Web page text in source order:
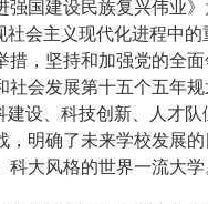
国建设民族复兴伟业
会主义现代化进程中
，坚持和加强党的全
会发展第十五个五年
设、科技创新、人才
明确了未来学校发展
大风格的世界一流大学